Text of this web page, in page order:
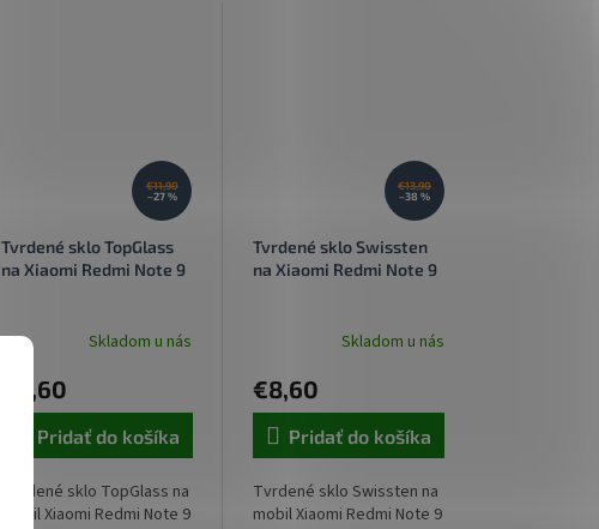
€11,90
–27 %
Tvrdené sklo TopGlass
na Xiaomi Redmi Note 9
Priemerné
produktu
hviezdičiek.
Skladom u nás
€8,60
Pridať do košíka
Tvrdené sklo TopGlass na
mobil Xiaomi Redmi Note 9
€13,90
–38 %
Tvrdené sklo Swissten
na Xiaomi Redmi Note 9
Skladom u nás
€8,60
Pridať do košíka
Tvrdené sklo Swissten na
mobil Xiaomi Redmi Note 9